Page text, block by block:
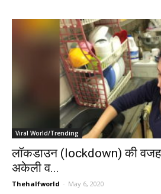
Viral World/Trending
लॉकडाउन (lockdown) की
अकेली व...
Thehalfworld - May 6, 2020